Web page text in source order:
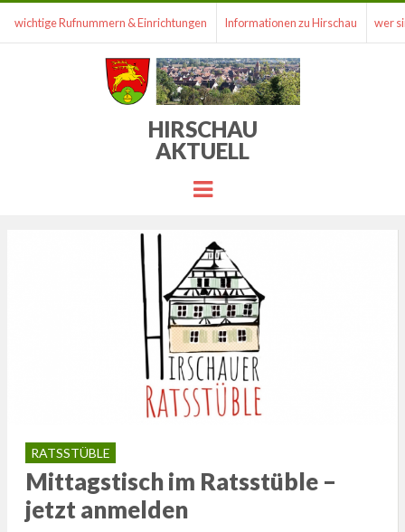
wichtige Rufnummern & Einrichtungen Informationen zu Hirschau wer
HIRSCHAU
AKTUELL
Menu
RATSSTÜBLE
Mittagstisch im Ratsstüble –
jetzt anmelden